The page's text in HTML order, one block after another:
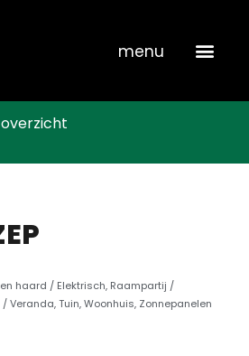
menu
haard / Elektrisch, Raampartij /
/ Veranda,Tuin,Woonhuis, Zonnepanelen